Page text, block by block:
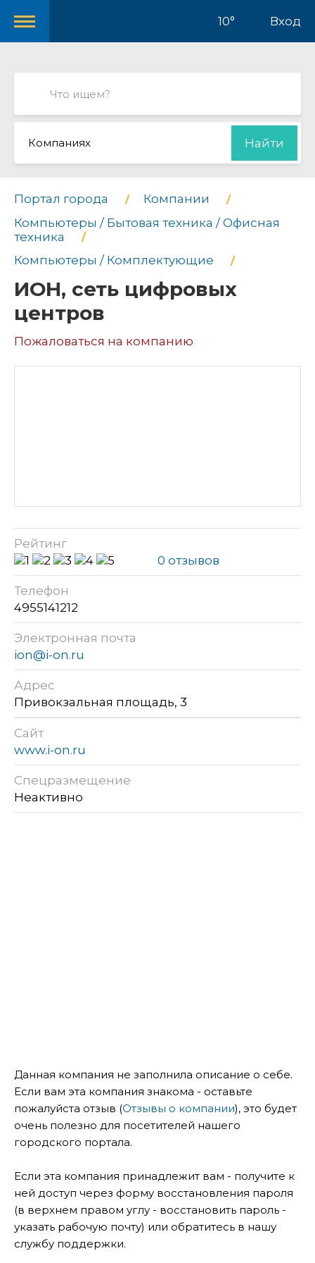
10° Вход
Компаниях Найти
Портал города
Компании
Компьютеры / Бытовая техника / Офисная
техника
Компьютеры / Комплектующие
ИОН, сеть цифровых
центров
Пожаловаться на компанию
Рейтинг
0 отзывов
Телефон
4955141212
Электронная почта
ion@i-on.ru
Адрес
Привокзальная площадь, 3
Сайт
www.i-on.ru
Спецразмещение
Неактивно
Данная компания не заполнила описание о себе.
Если вам эта компания знакома - оставьте
пожалуйста отзыв (Отзывы о компании), это будет
очень полезно для посетителей нашего
городского портала.
Если эта компания принадлежит вам - получите к
ней доступ через форму восстановления пароля
(в верхнем правом углу - восстановить пароль -
указать рабочую почту) или обратитесь в нашу
службу поддержки.